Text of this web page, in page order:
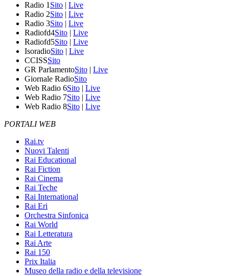
Radio 1 Sito | Live
Radio 2Sito | Live
Radio 3Sito | Live
Radiofd4Sito | Live
Radiofd5Sito | Live
IsoradioSito | Live
CCISSSito
GR ParlamentoSito | Live
Giornale RadioSito
Web Radio 6Sito | Live
Web Radio 7Sito | Live
Web Radio 8Sito | Live
PORTALI WEB
Rai.tv
Nuovi Talenti
Rai Educational
Rai Fiction
Rai Cinema
Rai Teche
Rai International
Rai Eri
Orchestra Sinfonica
Rai World
Rai Letteratura
Rai Arte
Rai 150
Prix Italia
Museo della radio e della televisione